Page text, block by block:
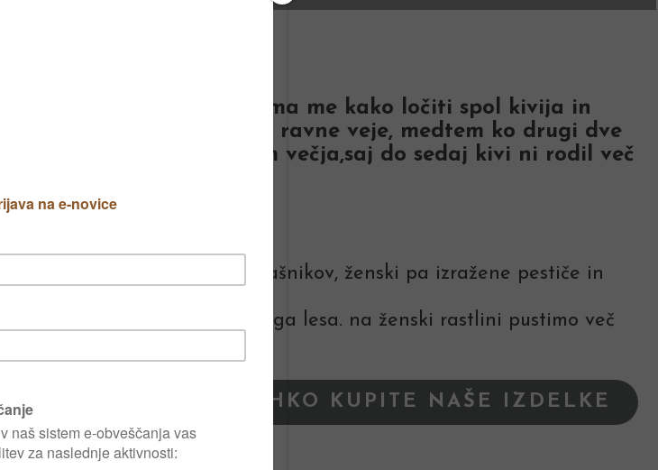
star že okoli 10 let.Zanima me kako ločiti spol kivija in
ena sadika, sredinska, ravne veje, medtem ko drugi dve
bo rodnost čim večja,saj do sedaj kivi ni rodil več
imajo veliko izrazitih prašnikov, ženski pa izražene pestiče in
razlikuje.
ki rastejo iz dvo ali triletnega lesa. na ženski rastlini pustimo več
očes to je daljši šparon.
KJE LAHKO KUPITE NAŠE IZDELKE